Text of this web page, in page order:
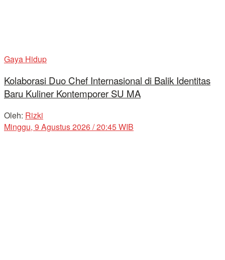
Gaya Hidup
Kolaborasi Duo Chef Internasional di Balik Identitas
Baru Kuliner Kontemporer SU MA
Oleh: Rizki
Minggu, 9 Agustus 2026 / 20:45 WIB